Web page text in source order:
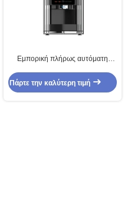
Εμπορική πλήρως αυτόματη
επιχειρήσεις εστίασης
Πάρτε την καλύτερη τιμή